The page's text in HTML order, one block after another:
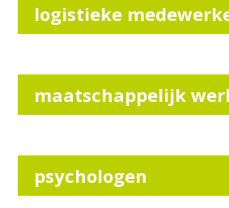
logistieke
maatschappelijk
psychologen